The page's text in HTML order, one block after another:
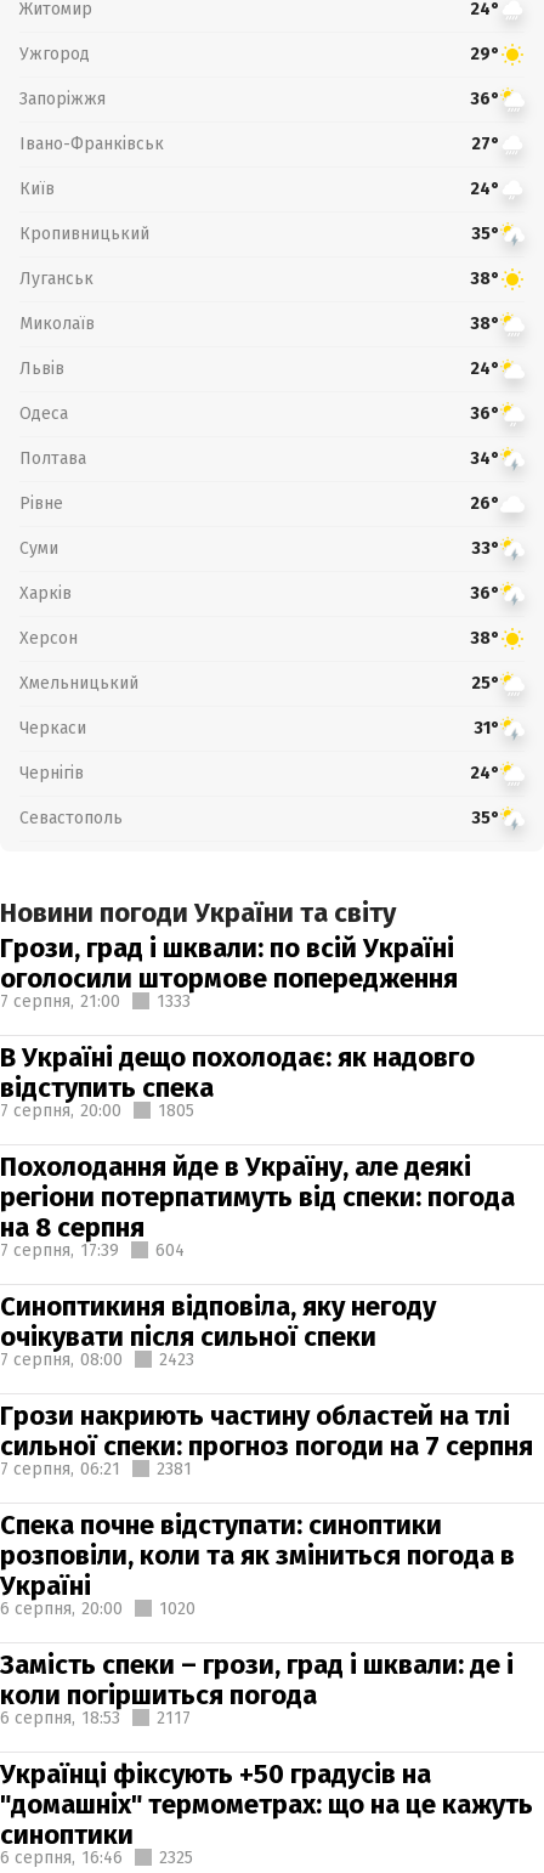
Житомир 24°
Ужгород 29°
Запоріжжя 36°
Івано-Франківськ 27°
Київ 24°
Кропивницький 35°
Луганськ 38°
Миколаїв 38°
Львів 24°
Одеса 36°
Полтава 34°
Рівне 26°
Суми 33°
Харків 36°
Херсон 38°
Хмельницький 25°
Черкаси 31°
Чернігів 24°
Севастополь 35°
Новини погоди України та світу
Грози, град і шквали: по всій Україні
оголосили штормове попередження
7 серпня, 21:00 1333
В Україні дещо похолодає: як надовго
відступить спека
7 серпня, 20:00 1805
Похолодання йде в Україну, але деякі
регіони потерпатимуть від спеки: погода
на 8 серпня
7 серпня, 17:39 604
Синоптикиня відповіла, яку негоду
очікувати після сильної спеки
7 серпня, 08:00 2423
Грози накриють частину областей на тлі
сильної спеки: прогноз погоди на 7 серпня
7 серпня, 06:21 2381
Спека почне відступати: синоптики
розповіли, коли та як зміниться погода в
Україні
6 серпня, 20:00 1020
Замість спеки – грози, град і шквали: де і
коли погіршиться погода
6 серпня, 18:53 2117
Українці фіксують +50 градусів на
"домашніх" термометрах: що на це кажуть
синоптики
6 серпня, 16:46 2325